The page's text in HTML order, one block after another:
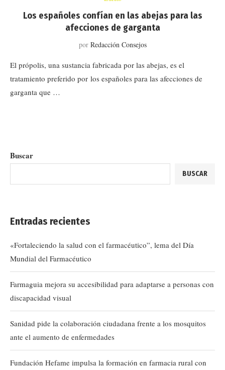
Los españoles confían en las abejas para las
afecciones de garganta
por Redacción Consejos
El própolis, una sustancia fabricada por las abejas, es el
tratamiento preferido por los españoles para las afecciones de
garganta que …
Buscar
BUSCAR
Entradas recientes
«Fortaleciendo la salud con el farmacéutico”, lema del Día
Mundial del Farmacéutico
Farmaguia mejora su accesibilidad para adaptarse a personas con
discapacidad visual
Sanidad pide la colaboración ciudadana frente a los mosquitos
ante el aumento de enfermedades
Fundación Hefame impulsa la formación en farmacia rural con